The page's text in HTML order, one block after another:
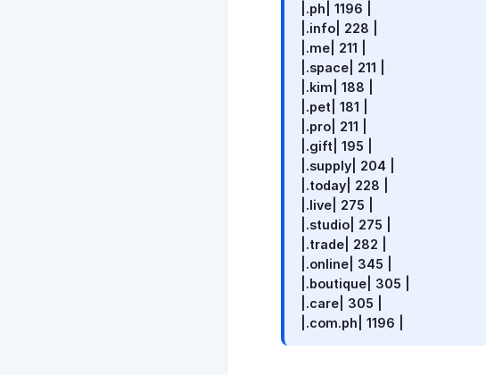
|.ph| 1196 |
|.info| 228 |
|.me| 211 |
|.space| 211 |
|.kim| 188 |
|.pet| 181 |
|.pro| 211 |
|.gift| 195 |
|.supply| 204 |
|.today| 228 |
|.live| 275 |
|.studio| 275 |
|.trade| 282 |
|.online| 345 |
|.boutique| 305 |
|.care| 305 |
|.com.ph| 1196 |